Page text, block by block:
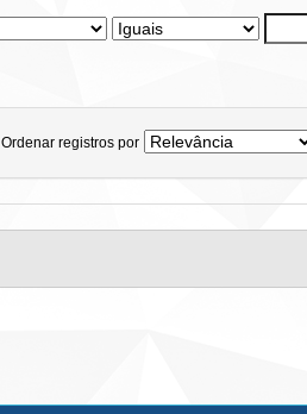
Ordenar registros por